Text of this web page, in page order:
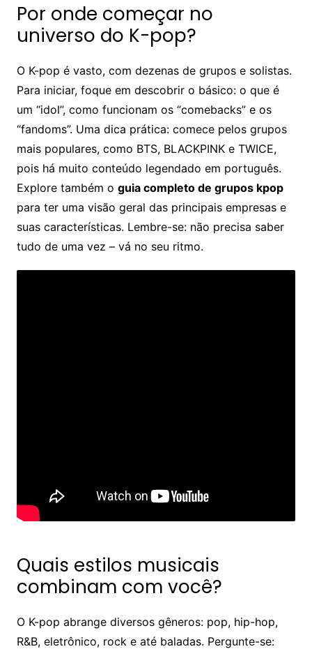
Por onde começar no
universo do K-pop?
O K-pop é vasto, com dezenas de grupos e solistas.
Para iniciar, foque em descobrir o básico: o que é
um “idol”, como funcionam os “comebacks” e os
“fandoms”. Uma dica prática: comece pelos grupos
mais populares, como BTS, BLACKPINK e TWICE,
pois há muito conteúdo legendado em português.
Explore também o guia completo de grupos kpop
para ter uma visão geral das principais empresas e
suas características. Lembre-se: não precisa saber
tudo de uma vez – vá no seu ritmo.
Quais estilos musicais
combinam com você?
O K-pop abrange diversos gêneros: pop, hip-hop,
R&B, eletrônico, rock e até baladas. Pergunte-se: